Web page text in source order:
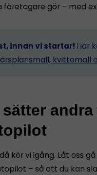
företagare gör – med
innan vi startar! Här
kvittomall
sätter
då kör vi igång. Låt oss
– så att du kan